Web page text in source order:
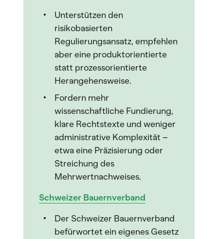
Unterstützen den
risikobasierten
Regulierungsansatz, empfehlen
aber eine produktorientierte
statt prozessorientierte
Herangehensweise.
Fordern mehr
wissenschaftliche Fundierung,
klare Rechtstexte und weniger
administrative Komplexität –
etwa eine Präzisierung oder
Streichung des
Mehrwertnachweises.
Schweizer Bauernverband
Der Schweizer Bauernverband
befürwortet ein eigenes Gesetz